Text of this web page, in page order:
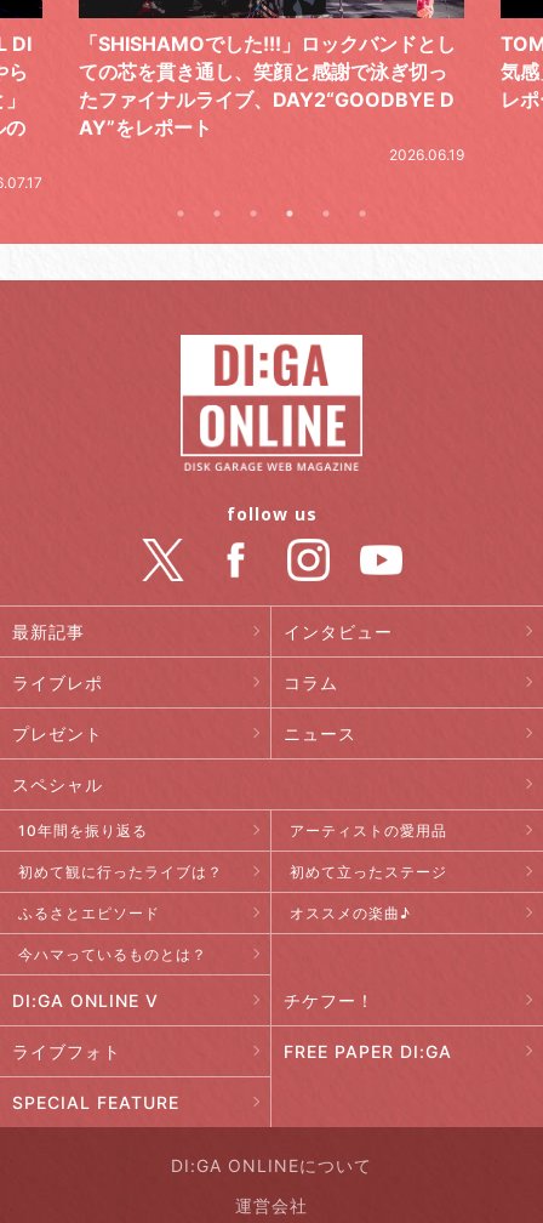
DI
ら
の
「SHISHAMOでした!!!」ロックバンドとし
ての芯を貫き通し、笑顔と感謝で泳ぎ切っ
たファイナルライブ、DAY2“GOODBYE D
AY”をレポート
2026.06.19
気
レ
最新記事 インタビュー
ライブレポ コラム
プレゼント ニュース
スペシャル
10年間を振り返る アーティストの愛用品
初めて観に行ったライブは？ 初めて立ったステージ
ふるさとエピソード オススメの楽曲♪
今ハマっているものとは？
DI:GA ONLINE V チケフー！
ライブフォト FREE PAPER DI:GA
SPECIAL FEATURE
follow us
DI:GA ONLINEについて
運営会社